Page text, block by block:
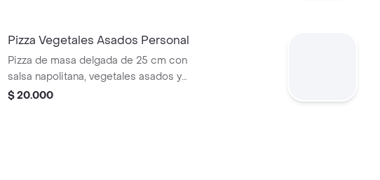
Pizza Vegetales Asados Personal
Pizza de masa delgada de 25 cm con
salsa napolitana, vegetales asados y
queso mozarella.
$ 20.000